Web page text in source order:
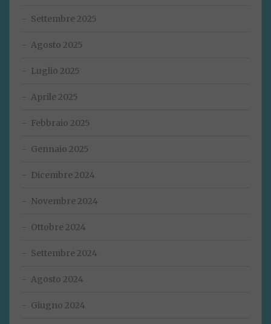
Settembre 2025
Agosto 2025
Luglio 2025
Aprile 2025
Febbraio 2025
Gennaio 2025
Dicembre 2024
Novembre 2024
Ottobre 2024
Settembre 2024
Agosto 2024
Giugno 2024